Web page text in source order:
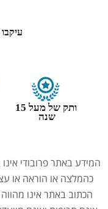
ותק של מעל 15
שנה
המידע באתר פרובודי
כהמלצה או הוראה או
הכתוב באתר אינו